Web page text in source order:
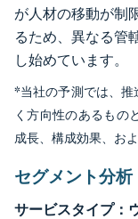
が人材の移動が制
るため、異なる管
し始めています。
*当社の予測では、推
く方向性のあるもの
成長、構成効果、お
セグメント分析
サービスタイプ：